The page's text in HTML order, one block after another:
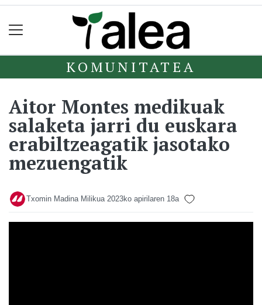
KOMUNITATEA
Aitor Montes medikuak
salaketa jarri du euskara
erabiltzeagatik jasotako
mezuengatik
Txomin Madina Milikua 2023ko apirilaren 18a